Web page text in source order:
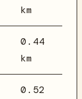
km
0.44
km
0.52